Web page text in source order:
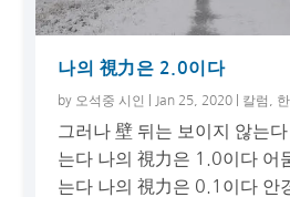
나의 視力은 2.0이다
by 오석중 시인 Jan 25, 2020 칼럼 ,
그러나 壁 뒤는 보이지 않는
는다 나의 視力은 1.0이다 어
는다 나의 視力은 0.1이다 안